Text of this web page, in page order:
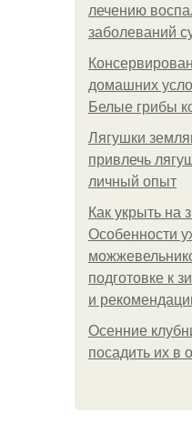
лечению
заболеваний
домашних
Белые грибы
Лягушки
привлечь
личный опыт
Как укрыть на
Особенности
подготовке к
и
Осенние
посадить их в